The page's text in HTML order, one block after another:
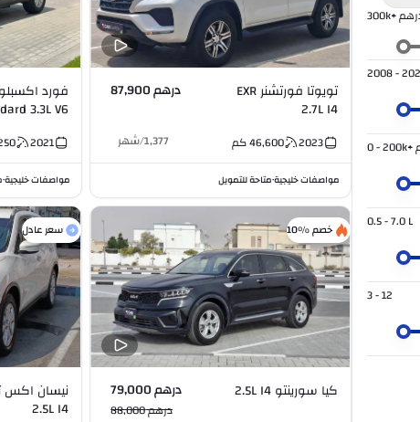
300k+
2008 -
0 - 200k+
0.5 - 7.0L
3 - 12
تويوتا فورتشنر EXR
2.7L I4
درهم 87,900
2023
46,600كم 1,377
/شهر
مواصفات خليجية•متاحة للتمويل
فورد
Standard 3.3L V6
2021
مواصفات خليجية•
خصم %10
كيا سورينتو 2.5L I4 درهم 79,000
درهم 88,000
سعر عادل
2.5L I4